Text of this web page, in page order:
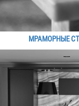
МРАМОРНЫЕ